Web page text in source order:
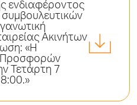
ενδιαφέροντος
Ακινήτων
«Η
Προσφορών
Τετάρτη 7